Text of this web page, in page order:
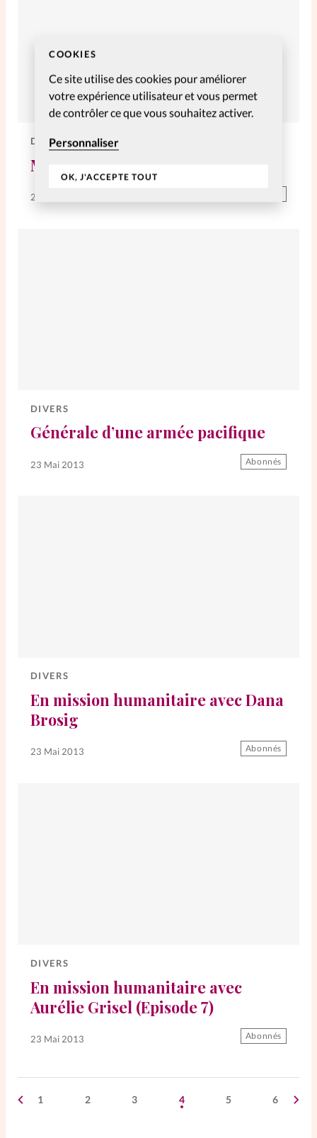
COOKIES
Ce site utilise des cookies pour améliorer
votre expérience utilisateur et vous permet
de contrôler ce que vous souhaitez activer.
Personnaliser
OK, J'ACCEPTE TOUT
DIVERS
Ma foi au service de ma ville
29 Mai 2013
DIVERS
Générale d’une armée pacifique
23 Mai 2013 Abonnés
DIVERS
En mission humanitaire avec Dana
Brosig
23 Mai 2013 Abonnés
DIVERS
En mission humanitaire avec
Aurélie Grisel (Episode 7)
23 Mai 2013 Abonnés
1 2 3 4 5 6